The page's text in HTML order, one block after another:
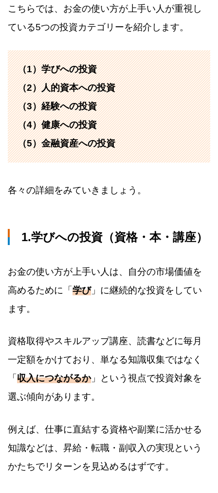
こちらでは、お金の使い方が上手い人が重視し
ている5つの投資カテゴリーを紹介します。
（1）学びへの投資
（2）人的資本への投資
（3）経験への投資
（4）健康への投資
（5）金融資産への投資
各々の詳細をみていきましょう。
1.学びへの投資（資格・本・講座）
お金の使い方が上手い人は、自分の市場価値を
高めるために「学び」に継続的な投資をしてい
ます。
資格取得やスキルアップ講座、読書などに毎月
一定額をかけており、単なる知識収集ではなく
「 収入につながるか」という視点で投資対象を
選ぶ傾向があります。
例えば、仕事に直結する資格や副業に活かせる
知識などは、昇給・転職・副収入の実現という
かたちでリターンを見込めるはずです。